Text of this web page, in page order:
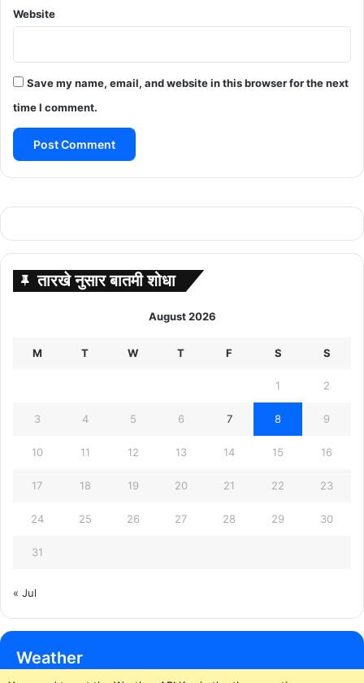
Website
Save my name, email, and website in this browser for the next
time I comment.
तारखे नुसार बातमी शोधा
August 2026
M T W T F S S
1 2
3 4 5 6 7 8 9
10 11 12 13 14 15 16
17 18 19 20 21 22 23
24 25 26 27 28 29 30
31
« Jul
Weather